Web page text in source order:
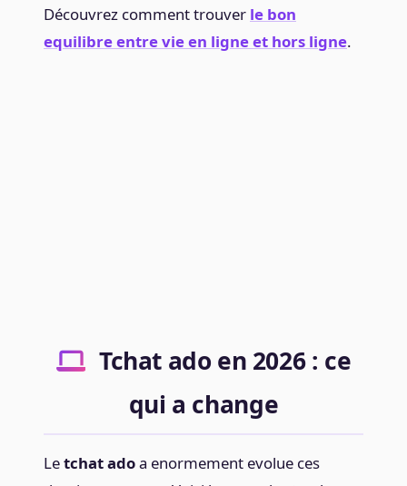
Découvrez comment trouver le bon
equilibre entre vie en ligne et hors ligne.
Tchat ado en 2026 : ce
qui a change
Letchat adoa enormement evolue ces